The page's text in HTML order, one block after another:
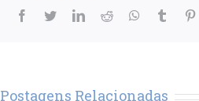
Facebook
TwitterLinkedIn
Reddit WhatsApp
Tumblr
Postagens Relacionadas